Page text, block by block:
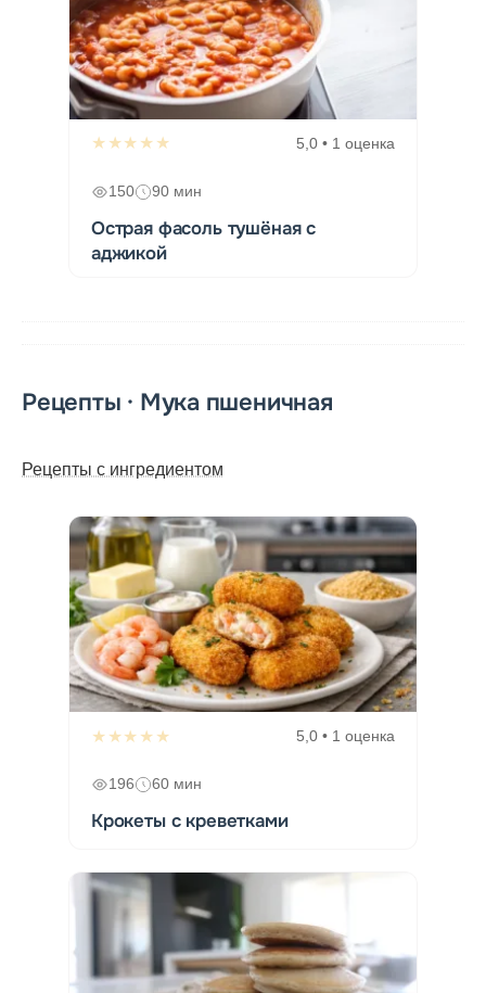
★★★★★ 5,0 • 1 оценка
150 90 мин
Острая фасоль тушёная с
аджикой
Рецепты · Мука пшеничная
Рецепты с ингредиентом
★★★★★ 5,0 • 1 оценка
196 60 мин
Крокеты с креветками